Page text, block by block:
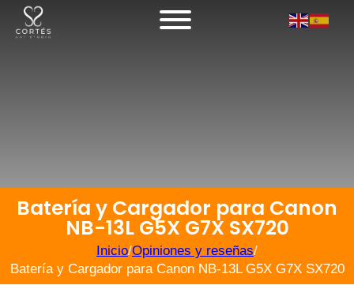
Batería y Cargador para Canon
NB-13L G5X G7X SX720
Inicio/Opiniones y reseñas/
Batería y Cargador para Canon NB-13L G5X G7X SX720